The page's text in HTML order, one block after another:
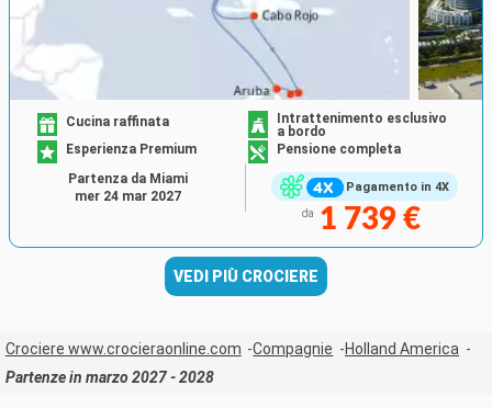
Pagamento in 4X
Cucina raffinata
Intrattenimento esclusivo
a bordo
Esperienza Premium
Pensione completa
da 1 739 €
Partenza da Miami
mer 24 mar 2027
VEDI PIÙ CROCIERE
Crociere www.crocieraonline.com Compagnie
Holland America
Partenze in marzo 2027 - 2028